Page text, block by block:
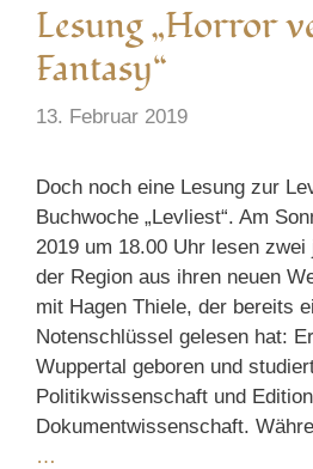
Lesung „Horror
Fantasy“
13. Februar 2019
Doch noch eine Lesung zur
Buchwoche „Levliest“. Am
2019 um 18.00 Uhr lesen zwei
der Region aus ihren neuen
mit Hagen Thiele, der bereits
Notenschlüssel gelesen hat:
Wuppertal geboren und
Politikwissenschaft und
Dokumentwissenschaft.
…